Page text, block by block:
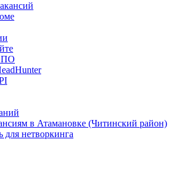
ПО
в Атамановке (Читинский район)
для нетворкинга